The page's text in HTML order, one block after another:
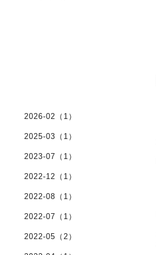
2026-02（1）
2025-03（1）
2023-07（1）
2022-12（1）
2022-08（1）
2022-07（1）
2022-05（2）